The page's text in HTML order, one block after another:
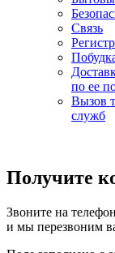
Связь
по ее
Вызов
служб
Получите
Звоните на
и мы перезвоним